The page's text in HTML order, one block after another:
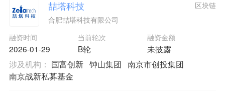
喆塔科技
合肥喆塔科技有限公司
融资时间
2026-01-29
当前轮次
B轮
融资金额
未披露
区块链
涉及机构： 国富创新 钟山集团 南京市创投集团
南京战新私募基金